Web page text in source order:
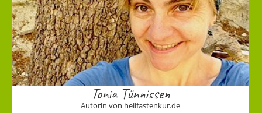
Tonia Tünnissen
Autorin von heilfastenkur.de